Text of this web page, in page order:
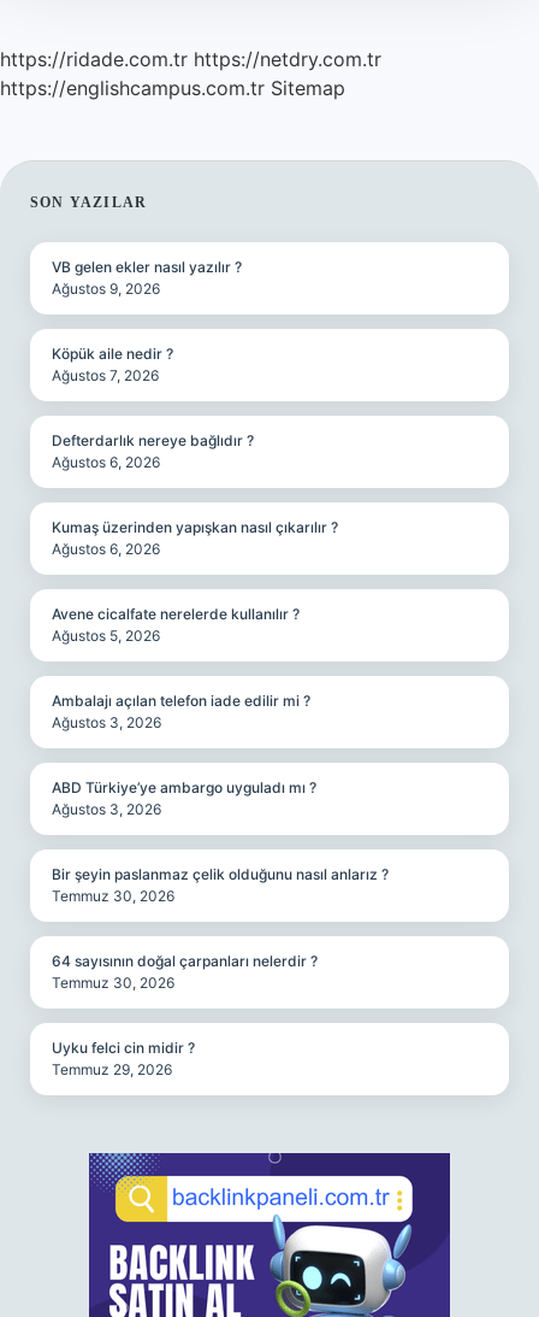
https://ridade.com.tr https://netdry.com.tr
https://englishcampus.com.tr Sitemap
SIDEBAR
SON YAZILAR
VB gelen ekler nasıl yazılır ?
Ağustos 9, 2026
Köpük aile nedir ?
Ağustos 7, 2026
Defterdarlık nereye bağlıdır ?
Ağustos 6, 2026
Kumaş üzerinden yapışkan nasıl çıkarılır ?
Ağustos 6, 2026
Avene cicalfate nerelerde kullanılır ?
Ağustos 5, 2026
Ambalajı açılan telefon iade edilir mi ?
Ağustos 3, 2026
ABD Türkiye’ye ambargo uyguladı mı ?
Ağustos 3, 2026
Bir şeyin paslanmaz çelik olduğunu nasıl anlarız ?
Temmuz 30, 2026
64 sayısının doğal çarpanları nelerdir ?
Temmuz 30, 2026
Uyku felci cin midir ?
Temmuz 29, 2026